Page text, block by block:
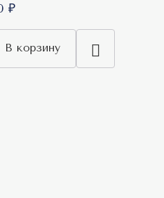
₽
В корзину